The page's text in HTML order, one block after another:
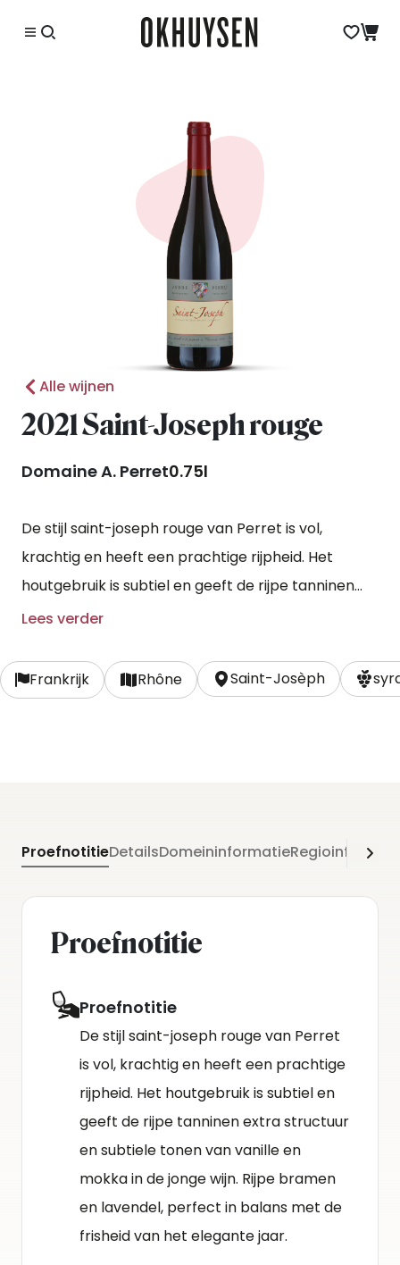
Alle wijnen
2021 Saint-Joseph rouge
Domaine A. Perret0.75l
De stijl saint-joseph rouge van Perret is vol,
krachtig en heeft een prachtige rijpheid. Het
houtgebruik is subtiel en geeft de rijpe tanninen
extra structuur en subtiele tonen van vanille en
perfect in balans met de frisheid van het elegante
jaar.
Lees verder
Frankrijk Rhône Saint-Josèph
ProefnotitieDetailsDomeininformatie
Proefnotitie
Proefnotitie
De stijl saint-joseph rouge van Perret
is vol, krachtig en heeft een prachtige
rijpheid. Het houtgebruik is subtiel en
geeft de rijpe tanninen extra structuur
en subtiele tonen van vanille en
mokka in de jonge wijn. Rijpe bramen
en lavendel, perfect in balans met de
frisheid van het elegante jaar.